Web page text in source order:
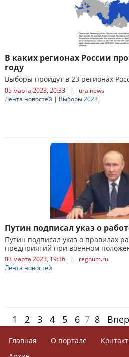
В каких регионах России
году
Выборы пройдут в 23 регионах
05 марта 2023, 20:33 |
ura.news
Лента новостей | Выборы 2023
Путин подписал указ о
Путин подписал указ о правилах
предприятий при военном
03 марта 2023, 19:36 |
regnum.ru
Лента новостей
1 2 3 4 5 6 7 8
Главная О портале